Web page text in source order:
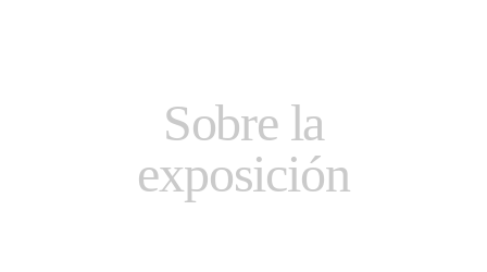
Sobre la
exposición